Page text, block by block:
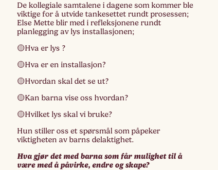
De kollegiale samtalene i dagene som kommer ble
viktige for å utvide tankesettet rundt prosessen;
Else Mette blir med i refleksjonene rundt
planlegging av lys installasjonen;
🟡Hva er lys ?
🟡Hva er en installasjon?
🟡Hvordan skal det se ut?
🟡Kan barna vise oss hvordan?
🟡Hvilket lys skal vi bruke?
Hun stiller oss et spørsmål som påpeker
viktigheten av barns delaktighet.
Hva gjør det med barna som får mulighet til å
være med å påvirke, endre og skape?